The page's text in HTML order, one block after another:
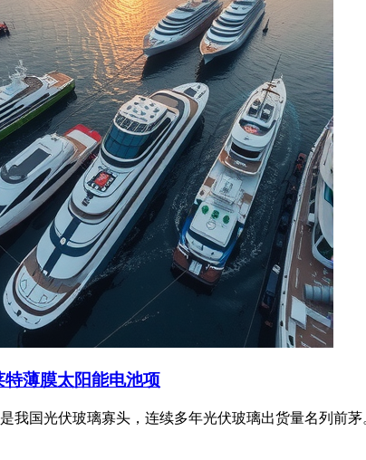
特薄膜太阳能电池项
我国光伏玻璃寡头，连续多年光伏玻璃出货量名列前